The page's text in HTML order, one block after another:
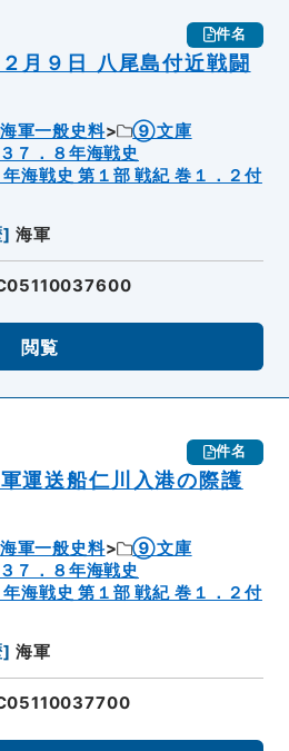
件名
月９日 八尾島付近戦闘
海軍一般史料
⑨文庫
７．８年海戦史
年海戦史 第１部 戦紀 巻１．２付
] 海軍
閲覧
件名
運送船仁川入港の際護
海軍一般史料
⑨文庫
７．８年海戦史
年海戦史 第１部 戦紀 巻１．２付
] 海軍